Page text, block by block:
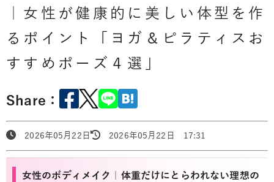
｜女性が健康的に美しい体型を作
るポイント「ヨガ＆ピラティスお
すすめポーズ４選」
Share：
2026年05月22日 2026年05月22日 17:31
女性のボディメイク｜体重だけにとらわれない理想の